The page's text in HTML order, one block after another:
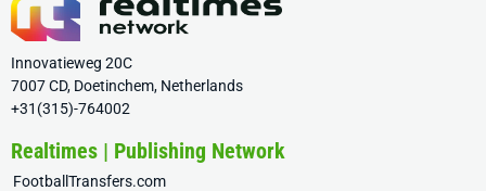
Innovatieweg 20C
7007 CD, Doetinchem, Netherlands
+31(315)-764002
Realtimes | Publishing Network
FootballTransfers.com